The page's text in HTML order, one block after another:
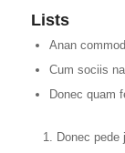
Lists
Anan
Cum sociis
Donec quam
Donec pede